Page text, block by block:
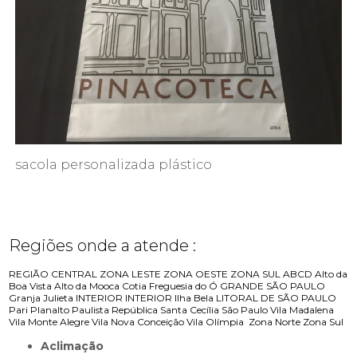
sacola personalizada plástico
Regiões onde a atende :
REGIÃO CENTRAL ZONA LESTE ZONA OESTE ZONA SUL ABCD Alto da
Boa Vista Alto da Mooca Cotia Freguesia do Ó GRANDE SÃO PAULO
Granja Julieta INTERIOR INTERIOR Ilha Bela LITORAL DE SÃO PAULO
Pari Planalto Paulista República Santa Cecília São Paulo Vila Madalena
Vila Monte Alegre Vila Nova Conceição Vila Olímpia Zona Norte Zona Sul
Aclimação